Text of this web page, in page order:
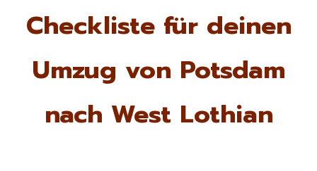
Checkliste für deinen
Umzug von Potsdam
nach West Lothian